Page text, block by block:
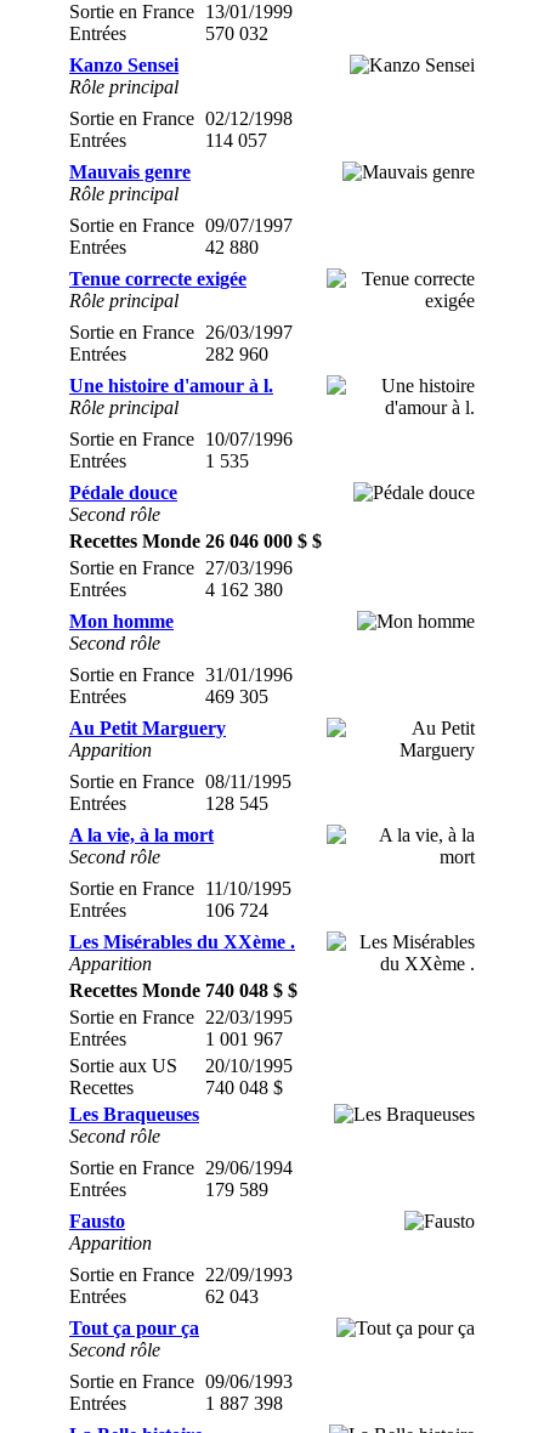
Sortie en France
Entrées
13/01/1999
570 032
Kanzo Sensei
Rôle principal
Sortie en France
Entrées
02/12/1998
114 057
Mauvais genre
Rôle principal
Sortie en France
Entrées
09/07/1997
42 880
Tenue correcte exigée
Rôle principal
Sortie en France
Entrées
26/03/1997
282 960
Une histoire d'amour à l.
Rôle principal
Sortie en France
Entrées
10/07/1996
1 535
Pédale douce
Second rôle
Recettes Monde 26 046 000 $ $
Sortie en France
Entrées
27/03/1996
4 162 380
Mon homme
Second rôle
Sortie en France
Entrées
31/01/1996
469 305
Au Petit Marguery
Apparition
Sortie en France
Entrées
08/11/1995
128 545
A la vie, à la mort
Second rôle
Sortie en France
Entrées
11/10/1995
106 724
Les Misérables du XXème .
Apparition
Recettes Monde 740 048 $ $
Sortie en France
Entrées
22/03/1995
1 001 967
Sortie aux US
Recettes
20/10/1995
740 048 $
Les Braqueuses
Second rôle
Sortie en France
Entrées
29/06/1994
179 589
Fausto
Apparition
Sortie en France
Entrées
22/09/1993
62 043
Tout ça pour ça
Second rôle
Sortie en France
Entrées
09/06/1993
1 887 398